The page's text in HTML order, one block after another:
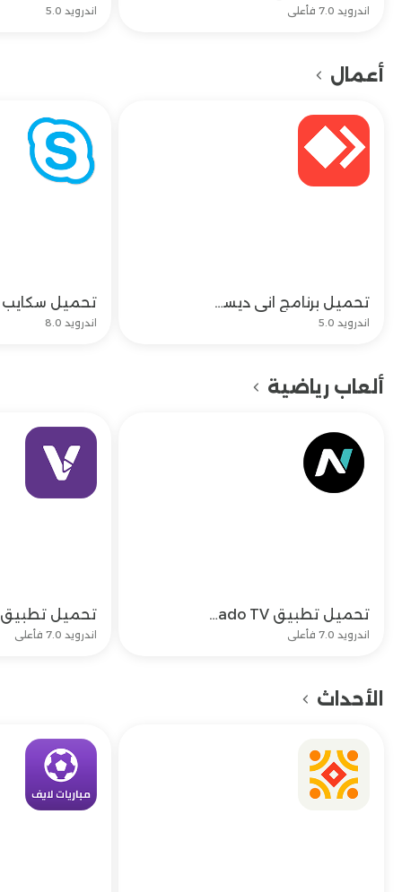
اندرويد 7.0 فأعلى اندرويد 5.0
أعمال
تحميل برنامج انى ديسك AnyDesk Remote Desktop
اندرويد 5.0 اندرويد 8.0
ألعاب رياضية
تحميل تطبيق Nado TV وتنزيل تطبيق نادو تيفي للاندرويد اخر اصدار
اندرويد 7.0 فأعلى اندرويد 7.0 فأعلى
الأحداث